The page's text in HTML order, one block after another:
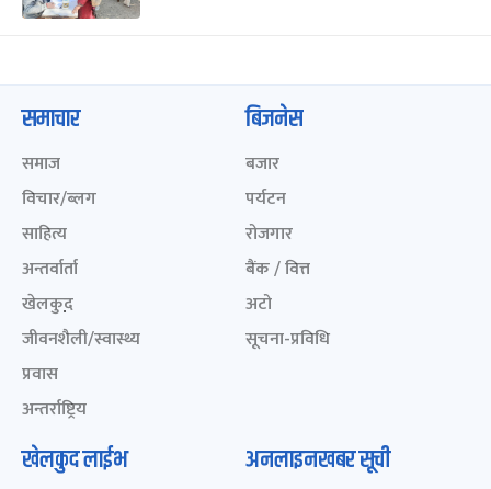
समाचार
समाज
विचार/ब्लग
साहित्य
अन्तर्वार्ता
खेलकुद़़
जीवनशैली/स्वास्थ्य
प्रवास
अन्तर्राष्ट्रिय
बिजनेस
बजार
पर्यटन
रोजगार
बैंक / वित्त
अटो
सूचना-प्रविधि
खेलकुद लाईभ अनलाइनखबर सूची